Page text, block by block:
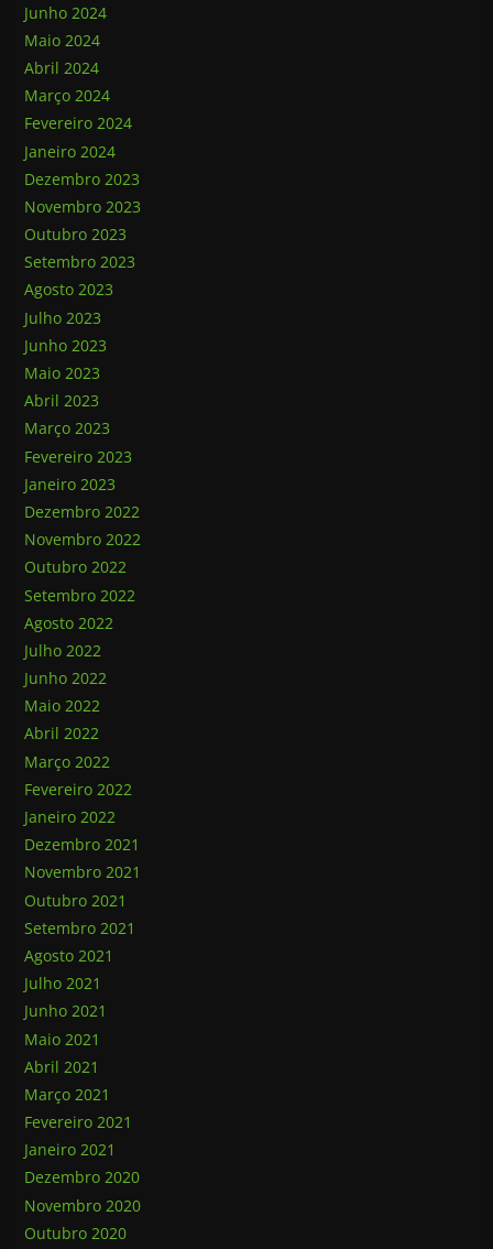
Junho 2024
Maio 2024
Abril 2024
Março 2024
Fevereiro 2024
Janeiro 2024
Dezembro 2023
Novembro 2023
Outubro 2023
Setembro 2023
Agosto 2023
Julho 2023
Junho 2023
Maio 2023
Abril 2023
Março 2023
Fevereiro 2023
Janeiro 2023
Dezembro 2022
Novembro 2022
Outubro 2022
Setembro 2022
Agosto 2022
Julho 2022
Junho 2022
Maio 2022
Abril 2022
Março 2022
Fevereiro 2022
Janeiro 2022
Dezembro 2021
Novembro 2021
Outubro 2021
Setembro 2021
Agosto 2021
Julho 2021
Junho 2021
Maio 2021
Abril 2021
Março 2021
Fevereiro 2021
Janeiro 2021
Dezembro 2020
Novembro 2020
Outubro 2020